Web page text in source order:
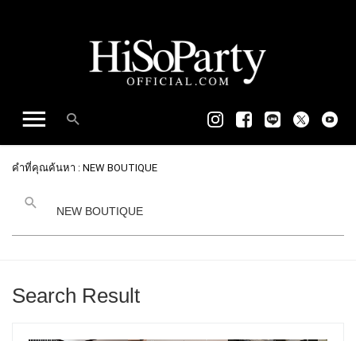
คำที่คุณค้นหา : NEW BOUTIQUE
Search Result